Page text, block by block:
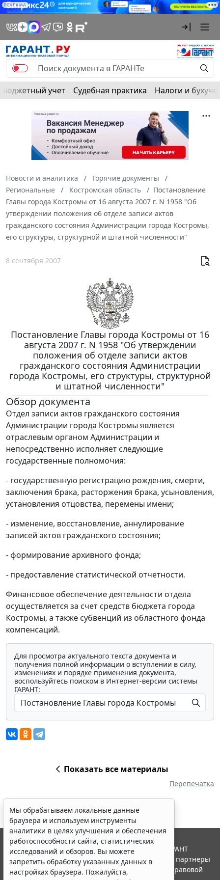
РЕКЛАМА
Бюджетный учет Судебная практика Налоги и
Новости и аналитика
Горячие документы
Региональные
Костромская область
Постановление
Главы города Костромы от 16 августа 2007 г. N 1958 "Об
утверждении положения об отделе записи актов
гражданского состояния Администрации города Костромы,
его структуры, структурной и штатной численности"
8 сентября 2007
Постановление Главы города Костромы от 16
августа 2007 г. N 1958 "Об утверждении
положения об отделе записи актов
гражданского состояния Администрации
города Костромы, его структуры, структурной
и штатной численности"
Обзор документа
Отдел записи актов гражданского состояния
Администрации города Костромы является
отраслевым органом Администрации и
непосредственно исполняет следующие
государственные полномочия:
- государственную регистрацию рождения, смерти,
заключения брака, расторжения брака, усыновления,
установления отцовства, перемены имени;
- изменение, восстановление, аннулирование
записей актов гражданского состояния;
- формирование архивного фонда;
- предоставление статистической отчетности.
Финансовое обеспечение деятельности отдела
осуществляется за счет средств бюджета города
Костромы, а также субвенций из областного фонда
компенсаций.
Для просмотра актуального текста документа и
получения полной информации о вступлении в силу,
изменениях и порядке применения документа,
воспользуйтесь поиском в Интернет-версии системы
ГАРАНТ:
Показать все материалы
Перепечатка
Мы обрабатываем локальные данные
браузера и используем инструменты
аналитики в целях улучшения и обеспечения
работоспособности сайта, статистических
исследований и обзоров. Вы можете
запретить обработку указанных данных в
настройках браузера. Пожалуйста,
© ООО "НПП "ГАРАНТ-СЕРВИС", 2026. Система ГАРАНТ
выпускается с 1990 года. Компания "Гарант" и ее партнеры
являются участниками Российской ассоциации правовой